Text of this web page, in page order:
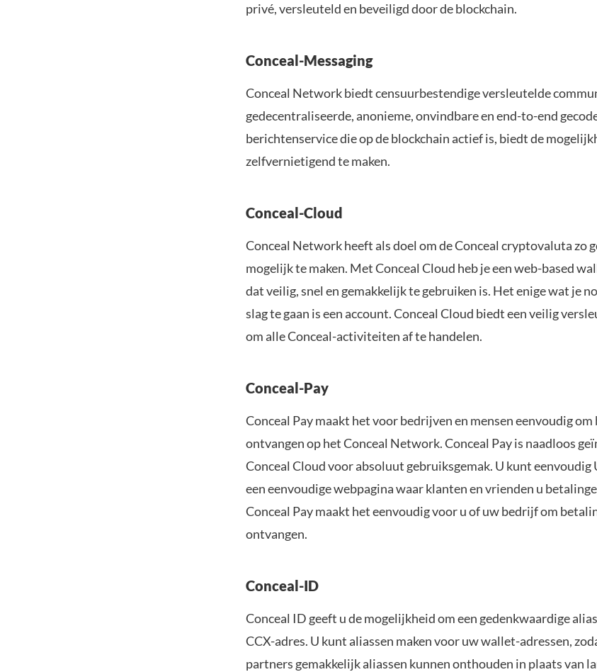
privé, versleuteld en beveiligd door de blockchain.
Conceal-Messaging
Conceal Network biedt censuurbestendige versleutelde
gedecentraliseerde, anonieme, onvindbare en end-to-end
berichtenservice die op de blockchain actief is, biedt de
zelfvernietigend te maken.
Conceal-Cloud
Conceal Network heeft als doel om de Conceal cryptovaluta zo
mogelijk te maken. Met Conceal Cloud heb je een web-based
dat veilig, snel en gemakkelijk te gebruiken is. Het enige wat je
slag te gaan is een account. Conceal Cloud biedt een veilig
om alle Conceal-activiteiten af te handelen.
Conceal-Pay
Conceal Pay maakt het voor bedrijven en mensen eenvoudig
ontvangen op het Conceal Network. Conceal Pay is naadloos
Conceal Cloud voor absoluut gebruiksgemak. U kunt eenvoudig
een eenvoudige webpagina waar klanten en vrienden u
Conceal Pay maakt het eenvoudig voor u of uw bedrijf om
ontvangen.
Conceal-ID
Conceal ID geeft u de mogelijkheid om een gedenkwaardige
CCX-adres. U kunt aliassen maken voor uw wallet-adressen,
partners gemakkelijk aliassen kunnen onthouden in plaats van